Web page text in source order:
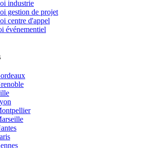
industrie
gestion de projet
centre d'appel
événementiel